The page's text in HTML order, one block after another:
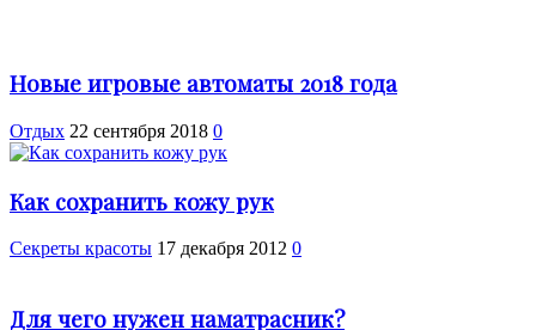
Новые игровые автоматы 2018 года
Отдых 22 сентября 2018 0
Как сохранить кожу рук
Секреты красоты 17 декабря 2012 0
Для чего нужен наматрасник?